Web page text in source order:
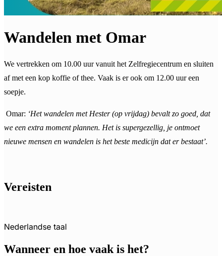
Wandelen met Omar
We vertrekken om 10.00 uur vanuit het Zelfregiecentrum en sluiten
af met een kop koffie of thee. Vaak is er ook om 12.00 uur een
soepje.
Omar: ‘Het wandelen met Hester (op vrijdag) bevalt zo goed, dat
we een extra moment plannen. Het is supergezellig, je ontmoet
nieuwe mensen en wandelen is het beste medicijn dat er bestaat’.
Vereisten
Nederlandse taal
Wanneer en hoe vaak is het?